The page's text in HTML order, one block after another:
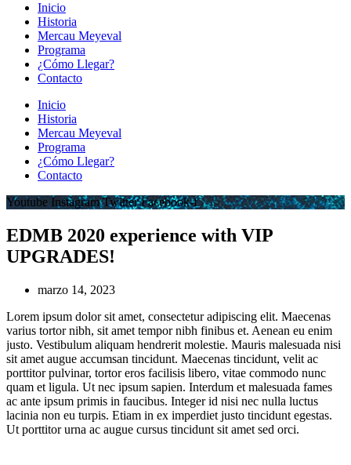
Inicio
Historia
Mercau Meyeval
Programa
¿Cómo Llegar?
Contacto
Inicio
Historia
Mercau Meyeval
Programa
¿Cómo Llegar?
Contacto
Youtube Instagram Twitter Facebook-f
EDMB 2020 experience with VIP
UPGRADES!
marzo 14, 2023
Lorem ipsum dolor sit amet, consectetur adipiscing elit. Maecenas
varius tortor nibh, sit amet tempor nibh finibus et. Aenean eu enim
justo. Vestibulum aliquam hendrerit molestie. Mauris malesuada nisi
sit amet augue accumsan tincidunt. Maecenas tincidunt, velit ac
porttitor pulvinar, tortor eros facilisis libero, vitae commodo nunc
quam et ligula. Ut nec ipsum sapien. Interdum et malesuada fames
ac ante ipsum primis in faucibus. Integer id nisi nec nulla luctus
lacinia non eu turpis. Etiam in ex imperdiet justo tincidunt egestas.
Ut porttitor urna ac augue cursus tincidunt sit amet sed orci.